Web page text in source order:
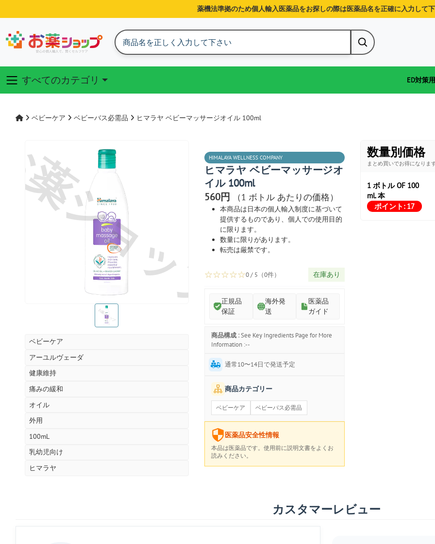
薬機法準拠のため個人輸入医薬品をお探しの際は医薬品名を正確に入力して
すべてのカテゴリ ED対策
ベビーケア ベビーバス必需品 ヒマラヤ ベビーマッサージオイル 100ml
ショップ
お薬ショップ
ベビーケア
アーユルヴェーダ
健康維持
痛みの緩和
オイル
外用
100mL
乳幼児向け
ヒマラヤ
HIMALAYA WELLNESS COMPANY
ヒマラヤ ベビーマッサージオ
イル 100ml
560円 （1 ボトル あたりの価格）
本商品は日本の個人輸入制度に基づいて
提供するものであり、個人での使用目的
に限ります。
数量に限りがあります。
転売は厳禁です。
☆☆☆☆☆0 / 5（0件） 在庫あり
正規品
保証
海外発
送
医薬品
ガイド
商品構成 : See Key Ingredients Page for More
Information :--
通常10〜14日で発送予定
商品カテゴリー
ベビーケア ベビーバス必需品
医薬品安全性情報
本品は医薬品です。使用前に説明文書をよくお
読みください。
数量別価格
まとめ買いでお得になりま
1 ボトル OF 100
ml. 本
ポイント: 17
カスタマーレビュー